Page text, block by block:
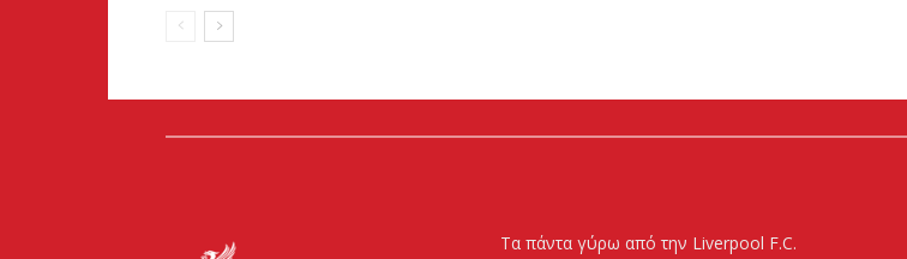
Τα πάντα γύρω από την Liverpool F.C.